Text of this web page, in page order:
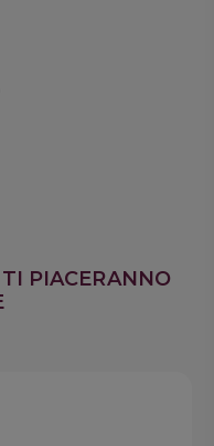
PIACERANNO